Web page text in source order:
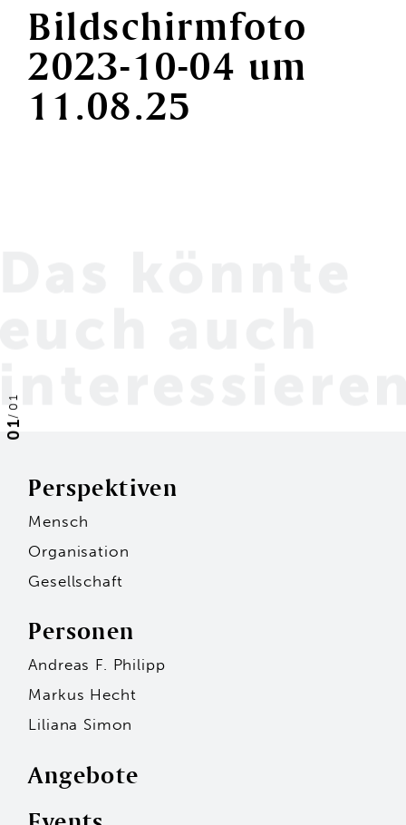
01
/
01
Bildschirmfoto
2023-10-04 um
11.08.25
Perspektiven
Mensch
Organisation
Gesellschaft
Personen
Andreas F. Philipp
Markus Hecht
Liliana Simon
Angebote